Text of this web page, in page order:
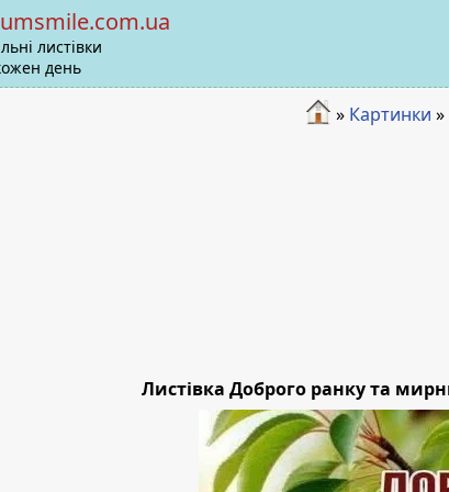
листівки
день
» Картинки »
Листівка Доброго ранку та